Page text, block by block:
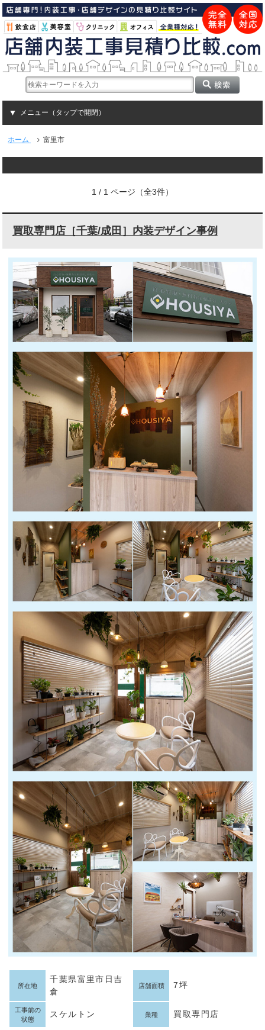
メニュー（タップで開閉）
ホーム 富里市
1 / 1 ページ（全3件）
買取専門店［千葉/成田］内装デザイン事例
所在地
千葉県富里市日吉
倉
店舗面積 7坪
工事前の
状態
スケルトン 業種 買取専門店